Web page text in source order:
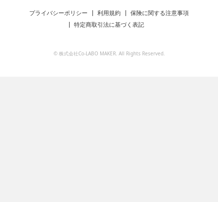
プライバシーポリシー 利用規約
保険に関する注意事項
特定商取引法に基づく表記
© 株式会社Co-LABO MAKER. All Rights Reserved.